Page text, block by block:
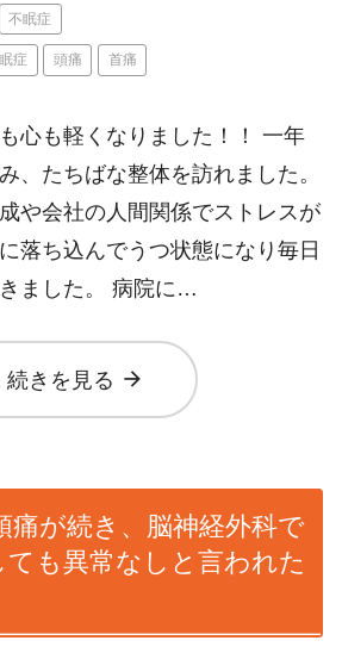
不眠症
症 頭痛 首痛
心も軽くなりました！！ 一年
、たちばな整体を訪れました。
や会社の人間関係でストレスが
落ち込んでうつ状態になり毎日
ました。 病院に…
続きを見る arrow_forward
痛が続き、脳神経外科で
ても異常なしと言われた